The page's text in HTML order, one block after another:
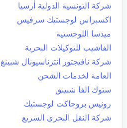
شركة التونسية الدولية أرسيا
اكسبراس لوجستيك سرفيس
ميدسا اللوجستية
الفاشيب للتوكيلات البحرية
شركة نافيجتور انترناسيونال شبينغ
العامة لخدمات الشحن
ستوك الفا شبينق
رونيس بروجاكت لوجستيك
شركة النقل البحري السريع